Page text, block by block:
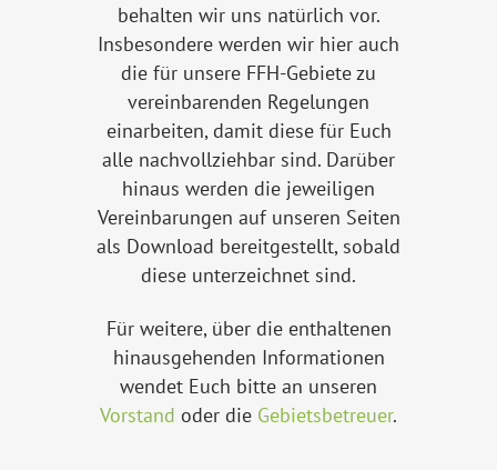
behalten wir uns natürlich vor.
Insbesondere werden wir hier auch
die für unsere FFH-Gebiete zu
vereinbarenden Regelungen
einarbeiten, damit diese für Euch
alle nachvollziehbar sind. Darüber
hinaus werden die jeweiligen
Vereinbarungen auf unseren Seiten
als Download bereitgestellt, sobald
diese unterzeichnet sind.
Für weitere, über die enthaltenen
hinausgehenden Informationen
wendet Euch bitte an unseren
Vorstand oder die Gebietsbetreuer.